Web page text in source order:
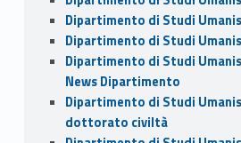
Dipartimento di Studi
Dipartimento di Studi
Dipartimento di Studi
News Dipartimento
Dipartimento di Studi
dottorato civiltà